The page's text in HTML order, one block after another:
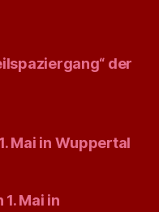
der
Mai in Wuppertal
Mai in